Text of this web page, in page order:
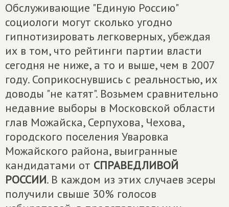
Обслуживающие "Единую Россию"
социологи могут сколько угодно
гипнотизировать легковерных, убеждая
их в том, что рейтинги партии власти
сегодня не ниже, а то и выше, чем в 2007
году. Соприкоснувшись с реальностью, их
доводы "не катят". Возьмем сравнительно
недавние выборы в Московской области
глав Можайска, Серпухова, Чехова,
городского поселения Уваровка
Можайского района, выигранные
кандидатами от СПРАВЕДЛИВОЙ
РОССИИ. В каждом из этих случаев эсеры
получили свыше 30% голосов